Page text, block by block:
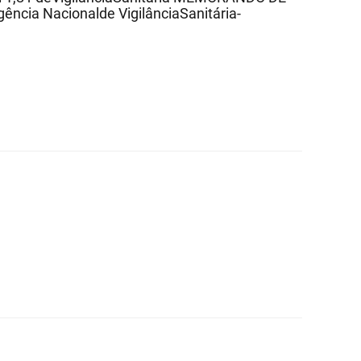
Nacionalde VigilânciaSanitária-